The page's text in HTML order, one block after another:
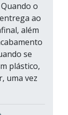
o
ao
além
se
plástico,
uma vez